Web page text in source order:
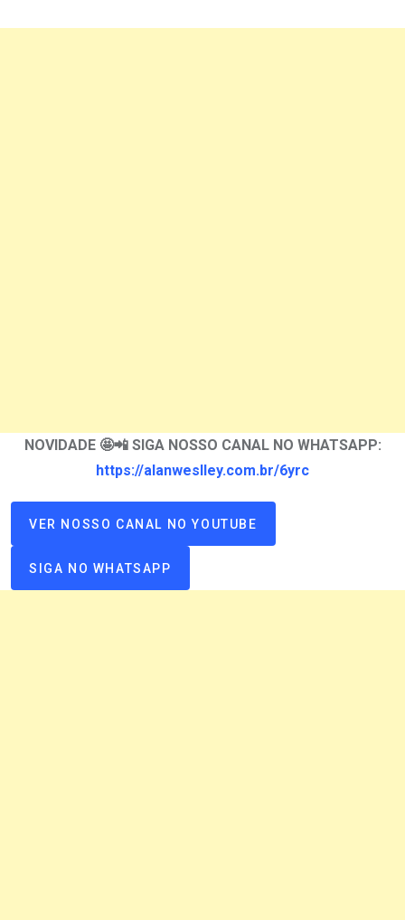
NOVIDADE 🤩📲 SIGA NOSSO CANAL NO WHATSAPP:
https://alanweslley.com.br/6yrc
VER NOSSO CANAL NO YOUTUBE
SIGA NO WHATSAPP